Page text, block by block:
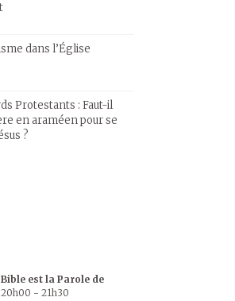
dans l’Église
Protestants : Faut-il
en araméen pour se
?
est la Parole de
20h00 - 21h30